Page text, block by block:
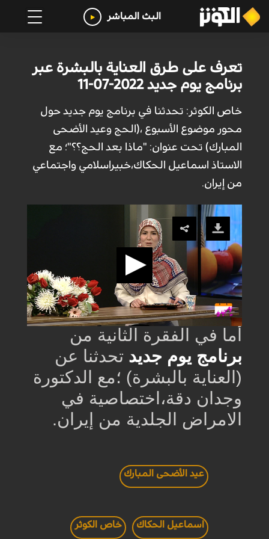
البث المباشر
تعرف على طرق العناية بالبشرة عبر
برنامج يوم جديد 2022-07-11
خاص الكوثر: تحدثنا في برنامج يوم جديد حول
محور موضوع الأسبوع ،(الحج وعيد الأضحى
المبارك) تحت عنوان: "ماذا بعد الحج؟؟"؛ مع
الاستاذ اسماعيل الحكاك،خبيراسلامي واجتماعي
من إيران.
أﻣﺎ في الفقرة الثانية من
برنامج يوم جديد تحدثنا عن
(العناية بالبشرة) ؛مع الدكتورة
وجدان دقة،اختصاصية في
الامراض الجلدية من إيران.
عيد الأضحى المبارك
اسماعيل الحكاك خاص الكوثر